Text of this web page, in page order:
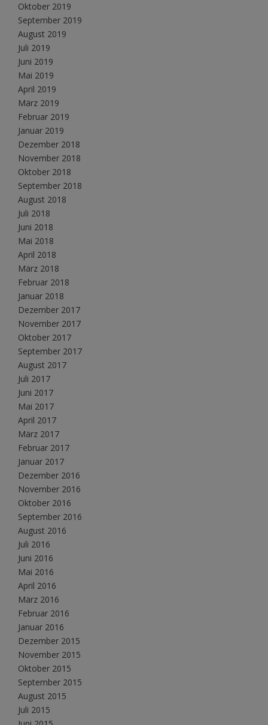
Oktober 2019
September 2019
August 2019
Juli 2019
Juni 2019
Mai 2019
April 2019
März 2019
Februar 2019
Januar 2019
Dezember 2018
November 2018
Oktober 2018
September 2018
August 2018
Juli 2018
Juni 2018
Mai 2018
April 2018
März 2018
Februar 2018
Januar 2018
Dezember 2017
November 2017
Oktober 2017
September 2017
August 2017
Juli 2017
Juni 2017
Mai 2017
April 2017
März 2017
Februar 2017
Januar 2017
Dezember 2016
November 2016
Oktober 2016
September 2016
August 2016
Juli 2016
Juni 2016
Mai 2016
April 2016
März 2016
Februar 2016
Januar 2016
Dezember 2015
November 2015
Oktober 2015
September 2015
August 2015
Juli 2015